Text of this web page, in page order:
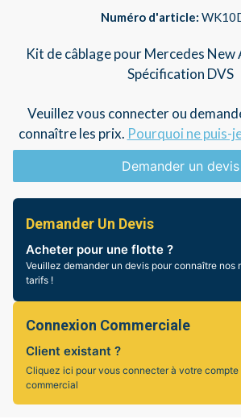
Numéro d'article:
Kit de câblage pour Mercedes
Spécification DVS
Veuillez vous connecter ou
connaître les prix. Pourquoi ne puis-
Demander un devis
Demander Un Devis
Acheter pour une flotte ?
Veuillez demander un devis pour connaître nos
tarifs !
Connexion Commerciale
Client existant ?
Cliquez ici pour vous connecter à votre compte
commercial